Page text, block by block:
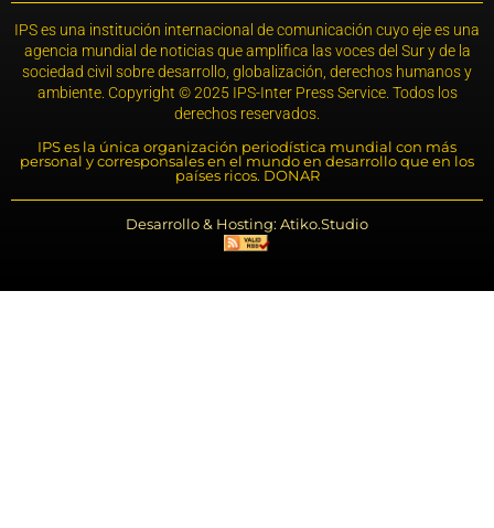
IPS es una institución internacional de comunicación cuyo eje es una
agencia mundial de noticias que amplifica las voces del Sur y de la
sociedad civil sobre desarrollo, globalización, derechos humanos y
ambiente. Copyright © 2025 IPS-Inter Press Service. Todos los
derechos reservados.
IPS es la única organización periodística mundial con más
personal y corresponsales en el mundo en desarrollo que en los
países ricos. DONAR
Desarrollo & Hosting: Atiko.Studio